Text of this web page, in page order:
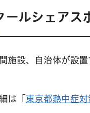
ルシェアス
施設、自治体が設
は「 東京都熱中症